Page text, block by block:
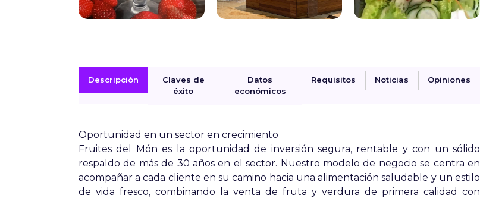
Descripción
Claves de
éxito
Datos
económicos
Requisitos Noticias Opiniones
Oportunidad en un sector en crecimiento
Fruites del Món es la oportunidad de inversión segura, rentable y con un sólido
respaldo de más de 30 años en el sector. Nuestro modelo de negocio se centra en
acompañar a cada cliente en su camino hacia una alimentación saludable y un estilo
de vida fresco, combinando la venta de fruta y verdura de primera calidad con